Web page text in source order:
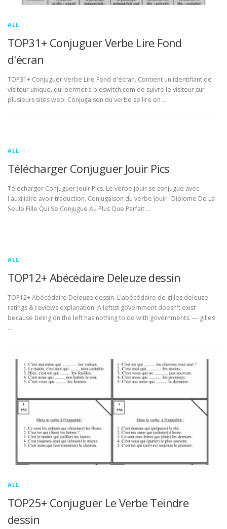
ALL
TOP31+ Conjuguer Verbe Lire Fond
d'écran
TOP31+ Conjuguer Verbe Lire Fond d'écran. Contient un identifiant de
visiteur unique, qui permet à bidswitch.com de suivre le visiteur sur
plusieurs sites web. Conjugaison du verbe se lire en …
ALL
Télécharger Conjuguer Jouir Pics
Télécharger Conjuguer Jouir Pics. Le verbe jouir se conjugue avec
l'auxiliaire avoir traduction. Conjugaison du verbe jouir : Diplome De La
Seule Fille Qui Se Conjugue Au Plus Que Parfait …
ALL
TOP12+ Abécédaire Deleuze dessin
TOP12+ Abécédaire Deleuze dessin. L'abécédaire de gilles deleuze
ratings & reviews explanation. A leftist government doesn't exist
because being on the left has nothing to do with governments. ― gilles
…
ALL
TOP25+ Conjuguer Le Verbe Teindre
dessin